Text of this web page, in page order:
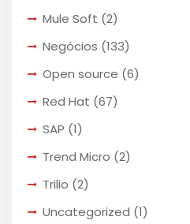
Mule Soft (2)
Negócios (133)
Open source (6)
Red Hat (67)
SAP (1)
Trend Micro (2)
Trilio (2)
Uncategorized (1)